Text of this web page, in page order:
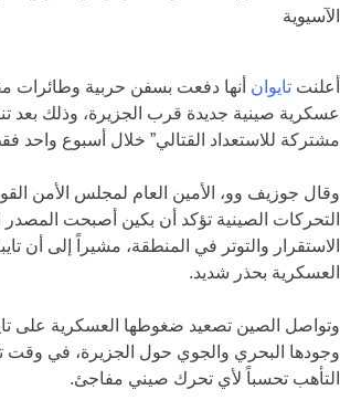
الآسيوية
أعلنت تايوان أنها دفعت بسفن حربية وطائرات
عسكرية صينية جديدة قرب الجزيرة، وذلك بعد
مشتركة للاستعداد القتالي” خلال أسبوع واحد
وقال جوزيف وو، الأمين العام لمجلس الأمن
التحركات الصينية تؤكد أن بكين أصبحت المصدر
الاستقرار والتوتر في المنطقة، مشيراً إلى أن
العسكرية بحذر شديد.
وتواصل الصين تصعيد ضغوطها العسكرية على
وجودها البحري والجوي حول الجزيرة، في وقت
التأهب تحسباً لأي تحرك صيني مفاجئ.